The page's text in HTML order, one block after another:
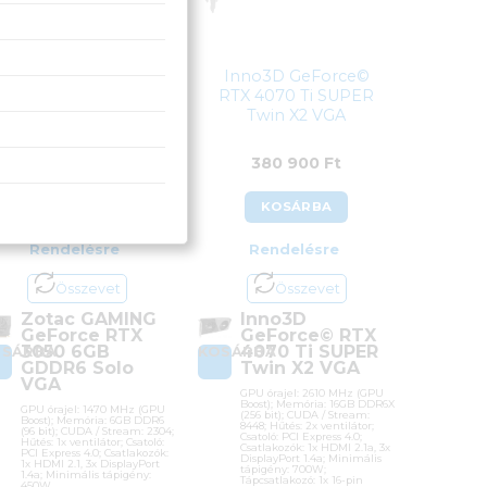
Rendelésre
Összevet
Zotac GAMING
GeForce RTX
3050 6GB
GDDR6 Solo
VGA
GPU órajel: 1470 MHz (GPU
Boost); Memória: 6GB DDR6
(96 bit); CUDA / Stream: 2304;
Hűtés: 1x ventilátor; Csatoló:
PCI Express 4.0; Csatlakozók:
1x HDMI 2.1, 3x DisplayPort
1.4a; Minimális tápigény:
Inno3D GeForce©
RTX 4070 Ti SUPER
Twin X2 VGA
380 900 Ft
KOSÁRBA
Rendelésre
Összevet
KOSÁRBA
Inno3D
GeForce© RTX
4070 Ti SUPER
Twin X2 VGA
GPU órajel: 2610 MHz (GPU
Boost); Memória: 16GB DDR6X
(256 bit); CUDA / Stream:
8448; Hűtés: 2x ventilátor;
Csatoló: PCI Express 4.0;
Csatlakozók: 1x HDMI 2.1a, 3x
DisplayPort 1.4a; Minimális
tápigény: 700W;
Tápcsatlakozó: 1x 16-pin